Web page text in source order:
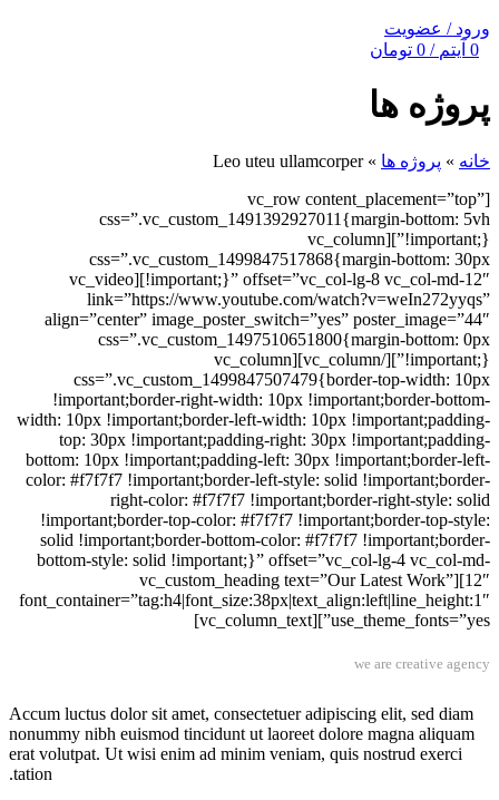
ورود / عضویت
0 آیتم /
0 تومان
پروژه ها
خانه » پروژه ها »
Leo uteu ullamcorper
[vc_row content_placement=”top”
css=”.vc_custom_1491392927011{margin-bottom: 5vh
!important;}”][vc_column
css=”.vc_custom_1499847517868{margin-bottom: 30px
!important;}” offset=”vc_col-lg-8 vc_col-md-12″][vc_video
link=”https://www.youtube.com/watch?v=weIn272yyqs”
align=”center” image_poster_switch=”yes” poster_image=”44″
css=”.vc_custom_1497510651800{margin-bottom: 0px
!important;}”][/vc_column][vc_column
css=”.vc_custom_1499847507479{border-top-width: 10px
!important;border-right-width: 10px !important;border-bottom-
width: 10px !important;border-left-width: 10px !important;padding-
top: 30px !important;padding-right: 30px !important;padding-
bottom: 10px !important;padding-left: 30px !important;border-left-
color: #f7f7f7 !important;border-left-style: solid !important;border-
right-color: #f7f7f7 !important;border-right-style: solid
!important;border-top-color: #f7f7f7 !important;border-top-style:
solid !important;border-bottom-color: #f7f7f7 !important;border-
bottom-style: solid !important;}” offset=”vc_col-lg-4 vc_col-md-
12″][vc_custom_heading text=”Our Latest Work”
font_container=”tag:h4|font_size:38px|text_align:left|line_height:1″
use_theme_fonts=”yes”][vc_column_text]
we are creative agency
Accum luctus dolor sit amet, consectetuer adipiscing elit, sed diam
nonummy nibh euismod tincidunt ut laoreet dolore magna aliquam
erat volutpat. Ut wisi enim ad minim veniam, quis nostrud exerci
tation.